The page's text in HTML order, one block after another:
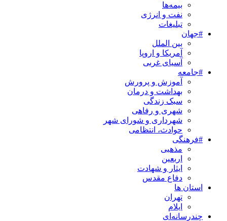
بیمه‌ها
نفت و انرژی
تبلیغات
#جهان
بین الملل
آمریکا و اروپا
آسیای غربی
#جامعه
آموزش و پرورش
بهداشت و درمان
سبک زندگی
شهری و رفاهی
شهرداری و شورای شهر
حوادث، انتظامی
#فرهنگی
مذهبی
اربعین
ایثار و شهادت
دفاع مقدس
استان ها
تهران
ایلام
چندرسانه‌ای